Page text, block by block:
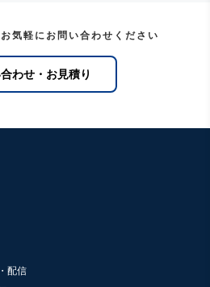
気軽にお問い合わせください
わせ・お見積り
配信